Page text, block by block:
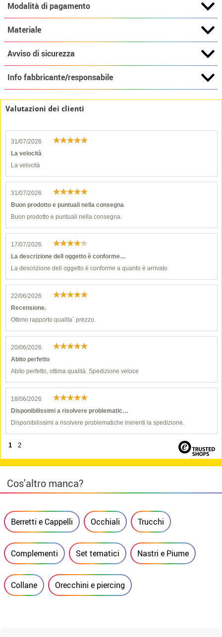
Modalità di pagamento
Materiale
Avviso di sicurezza
Info fabbricante/responsabile
Valutazioni dei clienti
31/07/2026
La velocità
La velocità
31/07/2026
Buon prodotto e puntuali nella consegna
Buon prodotto e puntuali nella consegna.
17/07/2026
La descrizione dell oggetto è conforme…
La descrizione dell oggetto è conforme a quanto è arrivato
22/06/2026
Recensione.
Ottimo rapporto qualita` prezzo.
20/06/2026
Abito perfetto
Abito perfetto, ottima qualità. Spedizione veloce
18/06/2026
Disponibilissimi a risolvere problematic…
Disponibilissimi a risolvere problematiche inerenti la spedizione.
1 2
Cos'altro manca?
Berretti e Cappelli Occhiali Trucchi
Complementi Set tematici Nastri e Piume
Collane Orecchini e piercing